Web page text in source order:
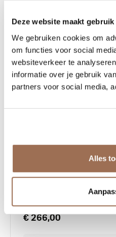
Deze website maakt
We gebruiken cookies om
om functies voor social
websiteverkeer te
informatie over je gebruik
partners voor social media,
Alles
€ 266,00